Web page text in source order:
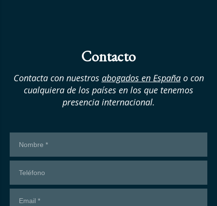
Contacto
Contacta con nuestros abogados en Españao con
cualquiera de los países en los que tenemos
presencia internacional.